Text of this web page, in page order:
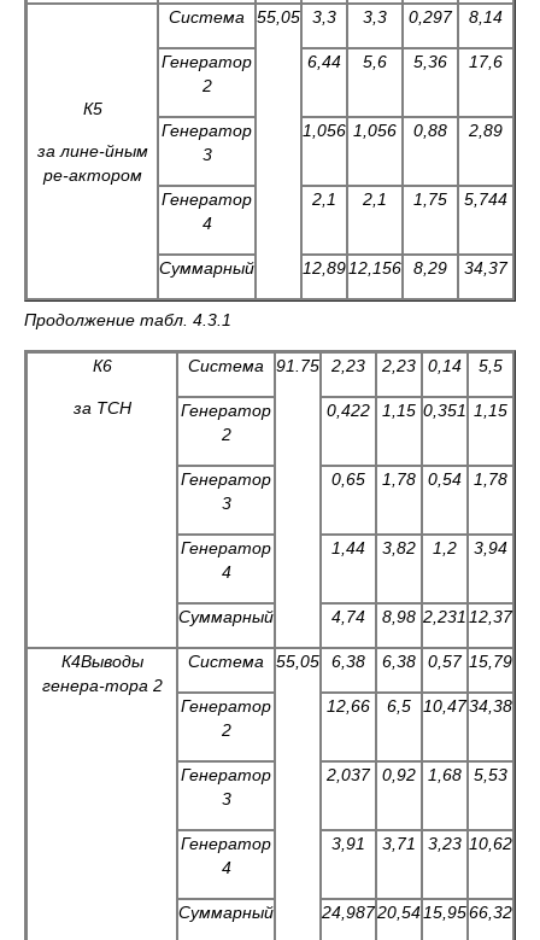
К5
за лине-йным
ре-актором
Система 55,05 3,3 3,3 0,297 8,14
Генератор
2
6,44 5,6 5,36 17,6
Генератор
3
1,056 1,056 0,88 2,89
Генератор
4
2,1 2,1 1,75 5,744
Суммарный 12,89 12,156 8,29 34,37
Продолжение табл. 4.3.1
К6
за ТСН
Система 91.75 2,23 2,23 0,14 5,5
Генератор
2
0,422 1,15 0,351 1,15
Генератор
3
0,65 1,78 0,54 1,78
Генератор
4
1,44 3,82 1,2 3,94
Суммарный 4,74 8,98 2,231 12,37
К4Выводы
генера-тора 2
Система 55,05 6,38 6,38 0,57 15,79
Генератор
2
12,66 6,5 10,4734,38
Генератор
3
2,037 0,92 1,68 5,53
Генератор
4
3,91 3,71 3,23 10,62
Суммарный 24,98720,54 15,9566,32